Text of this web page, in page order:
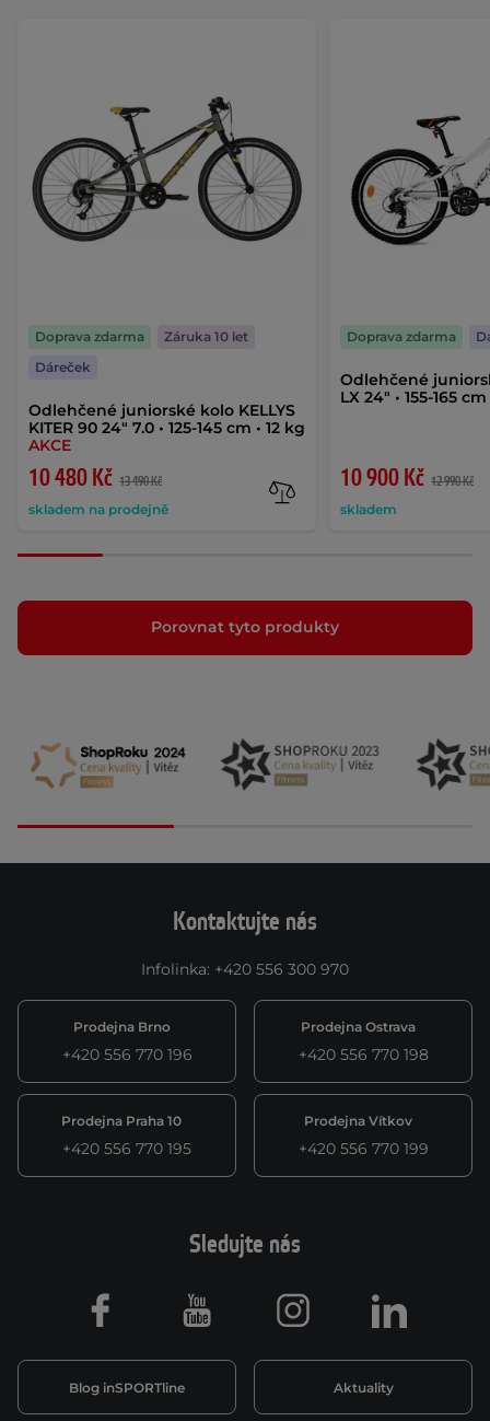
Odlehčené juniorské kolo KELLYS
KITER 90 24" 7.0 • 125-145 cm • 12 kg
AKCE
10 480 Kč 13 490 Kč
skladem na prodejně
Doprava zdarma
Záruka 10 let
Dáreček
Odlehčené
LX 24" • 155-165
10 900 Kč 12 990 Kč
skladem
Doprava zdarma
Porovnat tyto produkty
Kontaktujte nás
Infolinka: +420 556 300 970
Prodejna Brno
+420 556 770 196
Prodejna Ostrava
+420 556 770 198
Prodejna Praha 10
+420 556 770 195
Prodejna Vítkov
+420 556 770 199
Sledujte nás
Blog inSPORTline Aktuality
Facebook Youtube Instagram LinkedIn